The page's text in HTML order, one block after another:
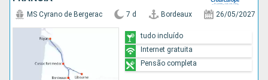
MS Cyrano de Bergerac 7 d Bordeaux 26/05/2027
tudo incluído
Internet gratuita
Pensão completa